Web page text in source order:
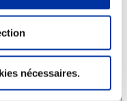
nécessaires.